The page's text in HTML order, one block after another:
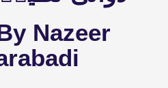
Nazeer